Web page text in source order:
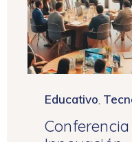
Educativo,